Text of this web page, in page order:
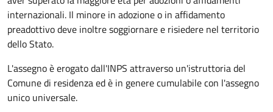
internazionali. Il minore in adozione o in affidamento
preadottivo deve inoltre soggiornare e risiedere nel territorio
dello Stato.
L'assegno è erogato dall'INPS attraverso un'istruttoria del
Comune di residenza ed è in genere cumulabile con l'assegno
unico universale.